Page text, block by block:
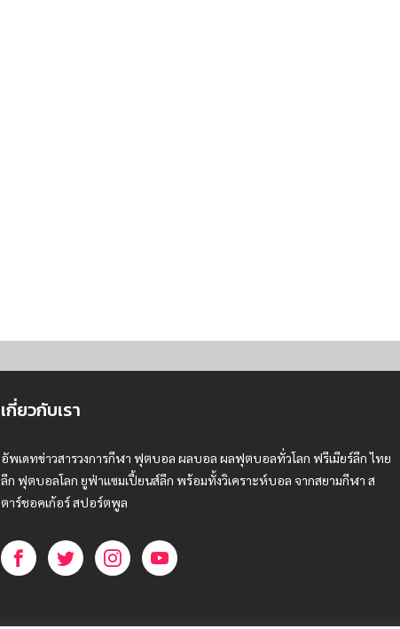
เกี่ยวกับเรา
อัพเดทข่าวสารวงการกีฬา ฟุตบอล ผลบอล ผลฟุตบอลทั่วโลก ฟรีเมียร์ลีก ไทย
ลีก ฟุตบอลโลก ยูฟ่าแซมเปี้ยนส์ลีก พร้อมทั้งวิเคราะห์บอล จากสยามกีฬา ส
ตาร์ชอคเก้อร์ สปอร์ตพูล